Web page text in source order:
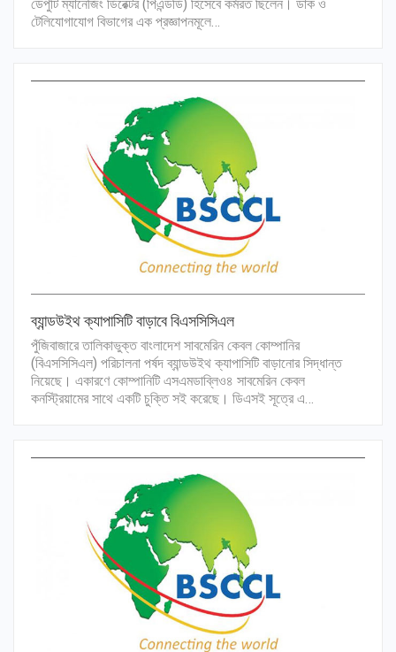
ডেপুটি ম্যানেজিং ডিরেক্টর (পিএন্ডডি) হিসেবে কর্মরত ছিলেন। ডাক ও
টেলিযোগাযোগ বিভাগের এক প্রজ্ঞাপনমূলে…
ব্যান্ডউইথ ক্যাপাসিটি বাড়াবে বিএসসিসিএল
পুঁজিবাজারে তালিকাভুক্ত বাংলাদেশ সাবমেরিন কেবল কোম্পানির
(বিএসসিসিএল) পরিচালনা পর্ষদ ব্যান্ডউইথ ক্যাপাসিটি বাড়ানোর সিদ্ধান্ত
নিয়েছে। একারণে কোম্পানিটি এসএমডাব্লিও৪ সাবমেরিন কেবল
কনস্ট্রিয়ামের সাথে একটি চুক্তি সই করেছে। ডিএসই সূত্রে এ…